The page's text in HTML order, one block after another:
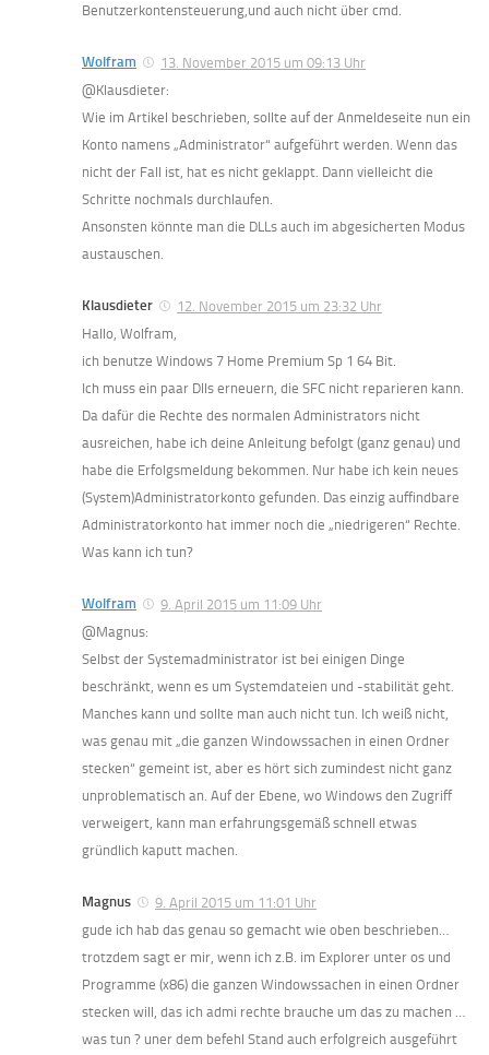
Benutzerkontensteuerung,und auch nicht über cmd.
Wolfram
13. November 2015 um 09:13 Uhr
@Klausdieter:
Wie im Artikel beschrieben, sollte auf der Anmeldeseite nun ein
Konto namens „Administrator“ aufgeführt werden. Wenn das
nicht der Fall ist, hat es nicht geklappt. Dann vielleicht die
Schritte nochmals durchlaufen.
Ansonsten könnte man die DLLs auch im abgesicherten Modus
austauschen.
Klausdieter
12. November 2015 um 23:32 Uhr
Hallo, Wolfram,
ich benutze Windows 7 Home Premium Sp 1 64 Bit.
Ich muss ein paar Dlls erneuern, die SFC nicht reparieren kann.
Da dafür die Rechte des normalen Administrators nicht
ausreichen, habe ich deine Anleitung befolgt (ganz genau) und
habe die Erfolgsmeldung bekommen. Nur habe ich kein neues
(System)Administratorkonto gefunden. Das einzig auffindbare
Administratorkonto hat immer noch die „niedrigeren“ Rechte.
Was kann ich tun?
Wolfram
9. April 2015 um 11:09 Uhr
@Magnus:
Selbst der Systemadministrator ist bei einigen Dinge
beschränkt, wenn es um Systemdateien und -stabilität geht.
Manches kann und sollte man auch nicht tun. Ich weiß nicht,
was genau mit „die ganzen Windowssachen in einen Ordner
stecken“ gemeint ist, aber es hört sich zumindest nicht ganz
unproblematisch an. Auf der Ebene, wo Windows den Zugriff
verweigert, kann man erfahrungsgemäß schnell etwas
gründlich kaputt machen.
Magnus
9. April 2015 um 11:01 Uhr
gude ich hab das genau so gemacht wie oben beschrieben…
trotzdem sagt er mir, wenn ich z.B. im Explorer unter os und
Programme (x86) die ganzen Windowssachen in einen Ordner
stecken will, das ich admi rechte brauche um das zu machen …
was tun ? uner dem befehl Stand auch erfolgreich ausgeführt